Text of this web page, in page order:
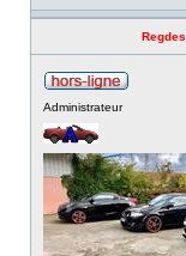
Regdes
Administrateur